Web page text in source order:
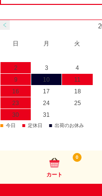
日 月 火
2
3 4
9
10 11
16
17 18
23
24 25
30
31
■ 今日 ■ 定休日 ■ 出荷のお休み
カート
0